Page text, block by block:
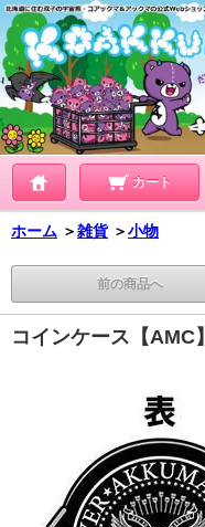
カート
ホーム ＞雑貨 ＞小物
前の商品へ
コインケース【AMC】